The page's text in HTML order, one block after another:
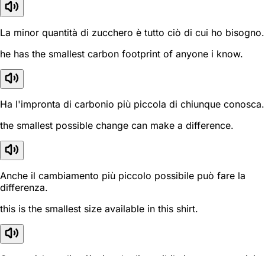
La minor quantità di zucchero è tutto ciò di cui ho bisogno.
he has the smallest carbon footprint of anyone i know.
Ha l'impronta di carbonio più piccola di chiunque conosca.
the smallest possible change can make a difference.
Anche il cambiamento più piccolo possibile può fare la
differenza.
this is the smallest size available in this shirt.